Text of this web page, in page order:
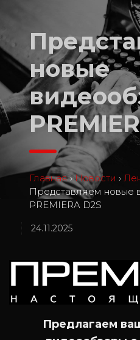
новые
Главная › Новости ›
Представляем новые
PREMIERA D2S
24.11.2025
Предлагаем